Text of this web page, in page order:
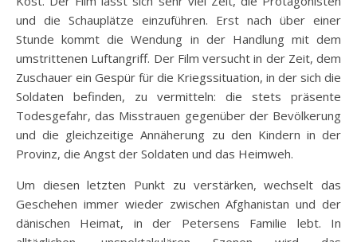
und die Schauplätze einzuführen. Erst nach über einer
Stunde kommt die Wendung in der Handlung mit dem
umstrittenen Luftangriff. Der Film versucht in der Zeit, dem
Zuschauer ein Gespür für die Kriegssituation, in der sich die
Soldaten befinden, zu vermitteln: die stets präsente
Todesgefahr, das Misstrauen gegenüber der Bevölkerung
und die gleichzeitige Annäherung zu den Kindern in der
Provinz, die Angst der Soldaten und das Heimweh.
Um diesen letzten Punkt zu verstärken, wechselt das
Geschehen immer wieder zwischen Afghanistan und der
dänischen Heimat, in der Petersens Familie lebt. In